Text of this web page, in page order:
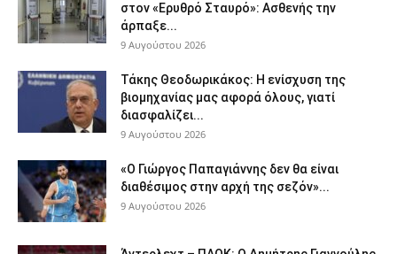
στον «Ερυθρό Σταυρό»: Ασθενής την
άρπαξε...
9 Αυγούστου 2026
Τάκης Θεοδωρικάκος: Η ενίσχυση της
βιομηχανίας μας αφορά όλους, γιατί
διασφαλίζει...
9 Αυγούστου 2026
«Ο Γιώργος Παπαγιάννης δεν θα είναι
διαθέσιμος στην αρχή της σεζόν»...
9 Αυγούστου 2026